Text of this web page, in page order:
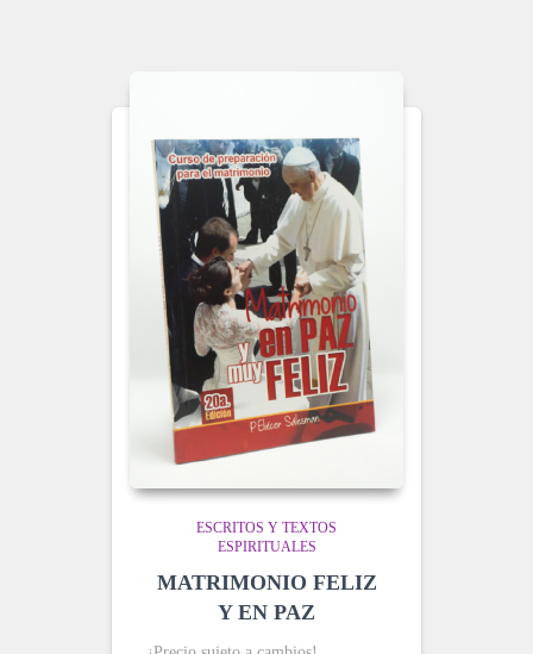
ESCRITOS Y TEXTOS
ESPIRITUALES
MATRIMONIO FELIZ
Y EN PAZ